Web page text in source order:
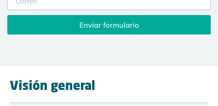
Visión general
Enviar formulario